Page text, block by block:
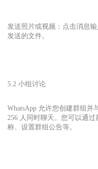
发送照片或视频：点击消息
发送的文件。
5.2 小组讨论
WhatsApp 允许您创建群组
256 人同时聊天。您可以通
称、设置群组公告等。